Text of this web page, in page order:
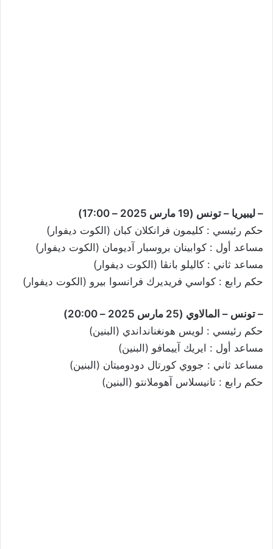
– ليبيريا – تونس (19 مارس 2025 – 17:00)
حكم رئيسي : كليمون فرانكلان كبان (الكوت ديفوار)
مساعد أول : كوابينان بروسبار آديومان (الكوت ديفوار)
مساعد ثاني : كاليلو بانڤا (الكوت ديفوار)
حكم رابع : كواسي فريديرك فرانسوا بيرو (الكوت ديفوار)
– تونس – المالاوي (25 مارس 2025 – 20:00)
حكم رئيسي : لويس هونغنانداندي (البنين)
مساعد أول : ايريك آييمافو (البنين)
مساعد ثاني : جووي كورتال دودوميتان (البنين)
حكم رابع : تانيسلاس آهوملانتو (البنين)